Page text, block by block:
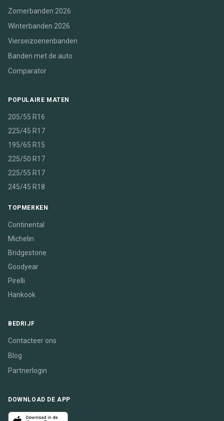
Zomerbanden 2026
Winterbanden 2026
Vierseizoenenbanden
Banden met de auto
Comparator
POPULAIRE MATEN
205/55 R16
225/45 R17
195/65 R15
225/50 R17
225/55 R17
245/45 R18
TOPMERKEN
Continental
Michelin
Bridgestone
Goodyear
Pirelli
Hankook
BEDRIJF
Contacteer ons
Blog
Partnerlogin
DOWNLOAD DE APP